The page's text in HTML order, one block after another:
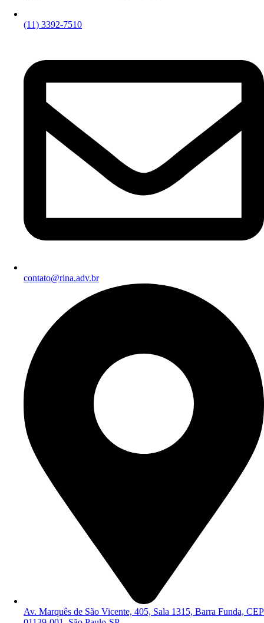
(11) 3392-7510
contato@rina.adv.br
Av. Marquês de São Vicente, 405, Sala 1315, Barra Funda, CEP